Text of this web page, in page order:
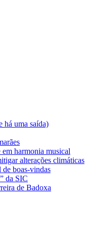
há uma saída)
em harmonia musical
alterações climáticas
de boas-vindas
da SIC
de Badoxa